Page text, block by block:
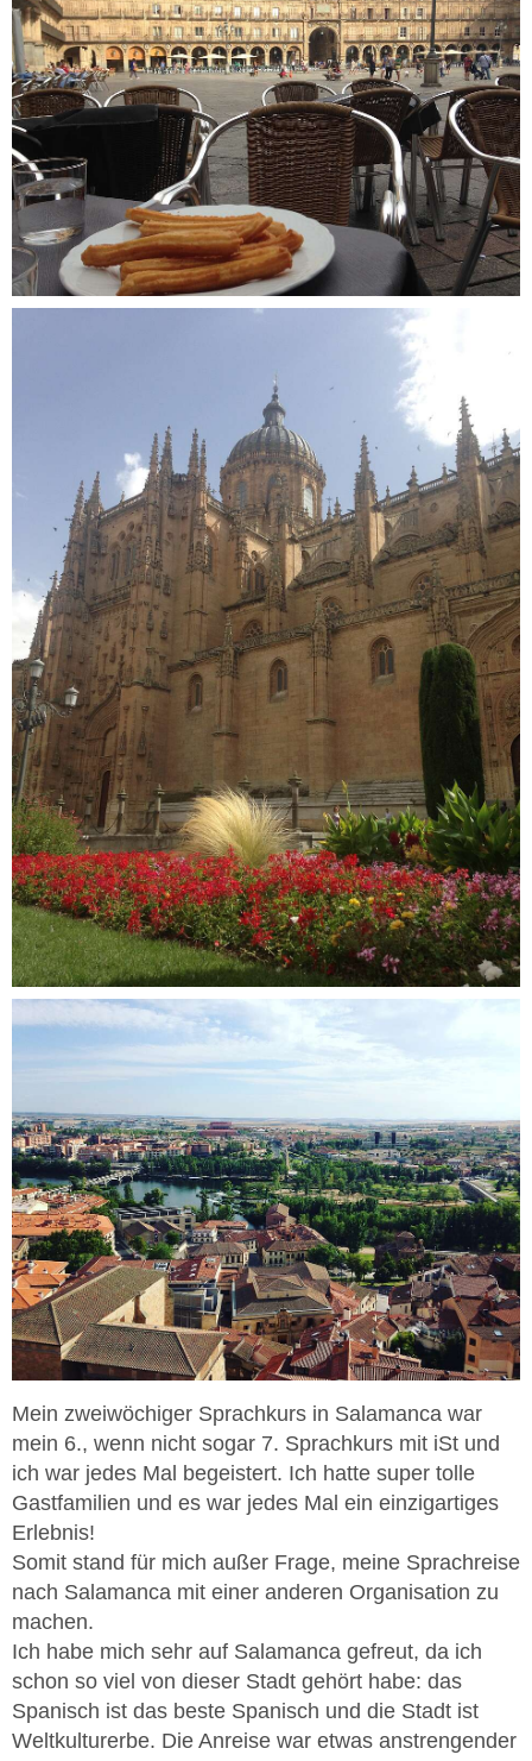
Mein zweiwöchiger Sprachkurs in Salamanca war
mein 6., wenn nicht sogar 7. Sprachkurs mit iSt und
ich war jedes Mal begeistert. Ich hatte super tolle
Gastfamilien und es war jedes Mal ein einzigartiges
Erlebnis!
Somit stand für mich außer Frage, meine Sprachreise
nach Salamanca mit einer anderen Organisation zu
machen.
Ich habe mich sehr auf Salamanca gefreut, da ich
schon so viel von dieser Stadt gehört habe: das
Spanisch ist das beste Spanisch und die Stadt ist
Weltkulturerbe. Die Anreise war etwas anstrengender